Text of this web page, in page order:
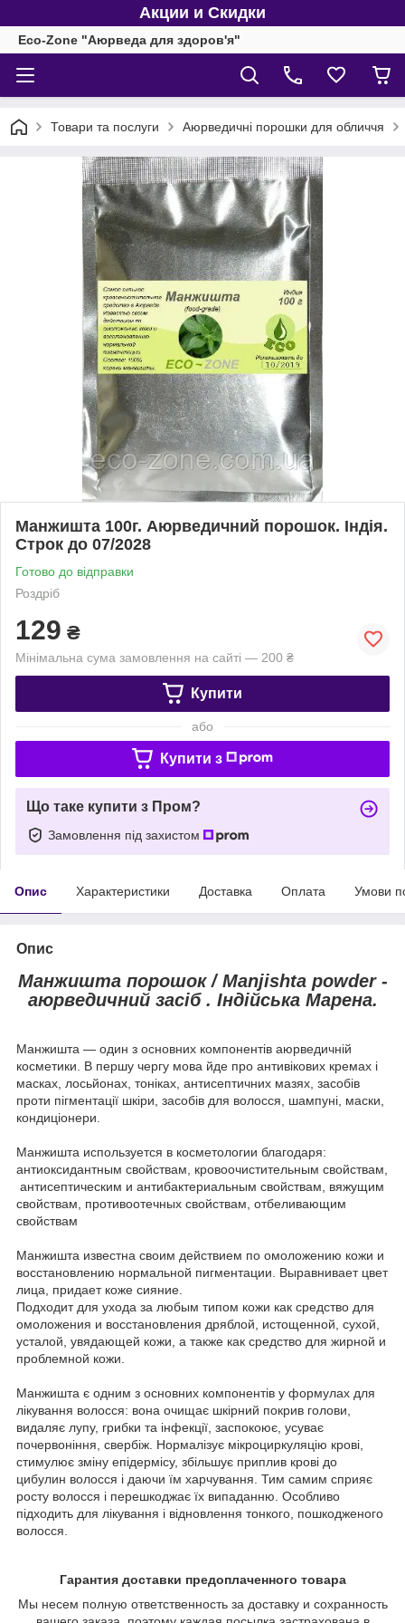
Акции и Скидки
Eco-Zone "Аюрведа для здоров'я"
Товари та послуги Аюрведичні порошки для обличчя
Манжишта 100г. Аюрведичний порошок. Індія.
Строк до 07/2028
Готово до відправки
Роздріб
129 ₴
Мінімальна сума замовлення на сайті — 200 ₴
Купити
або
Купити з
Що таке купити з Пром?
Замовлення під захистом
Опис Характеристики Доставка Оплата Умови
Опис
Манжишта порошок / Manjishta powder -
аюрведичний засіб . Індійська Марена.
Манжишта — один з основних компонентів аюрведичній
косметики. В першу чергу мова йде про антивікових кремах і
масках, лосьйонах, тоніках, антисептичних мазях, засобів
проти пігментації шкіри, засобів для волосся, шампуні, маски,
кондиціонери.
Манжишта используется в косметологии благодаря:
антиоксидантным свойствам, кровоочистительным свойствам,
антисептическим и антибактериальным свойствам, вяжущим
свойствам, противоотечных свойствам, отбеливающим
свойствам
Манжишта известна своим действием по омоложению кожи и
восстановлению нормальной пигментации. Выравнивает цвет
лица, придает коже сияние.
Подходит для ухода за любым типом кожи как средство для
омоложения и восстановления дряблой, истощенной, сухой,
усталой, увядающей кожи, а также как средство для жирной и
проблемной кожи.
Манжишта є одним з основних компонентів у формулах для
лікування волосся: вона очищає шкірний покрив голови,
видаляє лупу, грибки та інфекції, заспокоює, усуває
почервоніння, свербіж. Нормалізує мікроциркуляцію крові,
стимулює зміну епідермісу, збільшує приплив крові до
цибулин волосся і даючи їм харчування. Тим самим сприяє
росту волосся і перешкоджає їх випаданню. Особливо
підходить для лікування і відновлення тонкого, пошкодженого
волосся.
Гарантия доставки предоплаченного товара
Мы несем полную ответственность за доставку и сохранность